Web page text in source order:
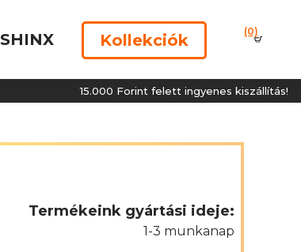
SHINX Kollekciók (0)
15.000 Forint felett ingyenes kiszállítás!
Termékeink gyártási ideje:
1-3 munkanap